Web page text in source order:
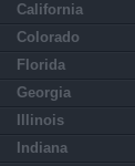
California
Colorado
Florida
Georgia
Illinois
Indiana